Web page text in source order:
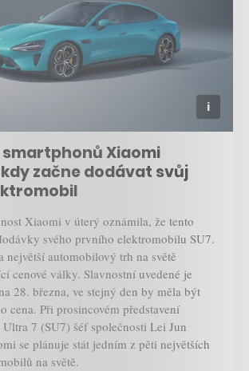
Xiaomi
začne dodávat svůj
Xiaomi v úterý oznámila, že tento
svého prvního elektromobilu SU7.
největší automobilový trh na světě
cenové války. Slavnostní uvedené je
28. března, ve stejný den by měla být
cena. Při prosincovém představení
Ultra 7 (SU7) šéf společnosti Lei Jun
se plánuje stát jedním z pěti největších
na světě.